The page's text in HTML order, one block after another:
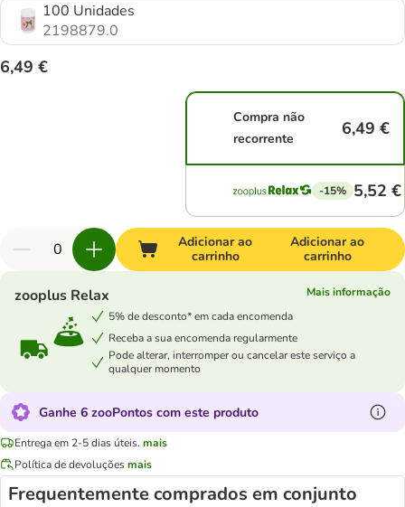
100 Unidades
2198879.0
6,49 €
Compra não
recorrente
6,49 €
-15% 5,52 €
Adicionar ao
carrinho
Adicionar ao
carrinho
zooplus Relax
Mais informação
5% de desconto* em cada encomenda
Receba a sua encomenda regularmente
Pode alterar, interromper ou cancelar este serviço a
qualquer momento
Ganhe 6 zooPontos com este produto
Entrega em 2-5 dias úteis. mais
Política de devoluçõesmais
Frequentemente comprados em conjunto